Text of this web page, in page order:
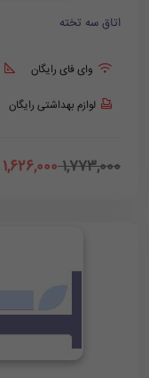
اتاق سه تخته
وای فای رایگان
لوازم بهداشتی رایگان
1,773,000
1,626,000